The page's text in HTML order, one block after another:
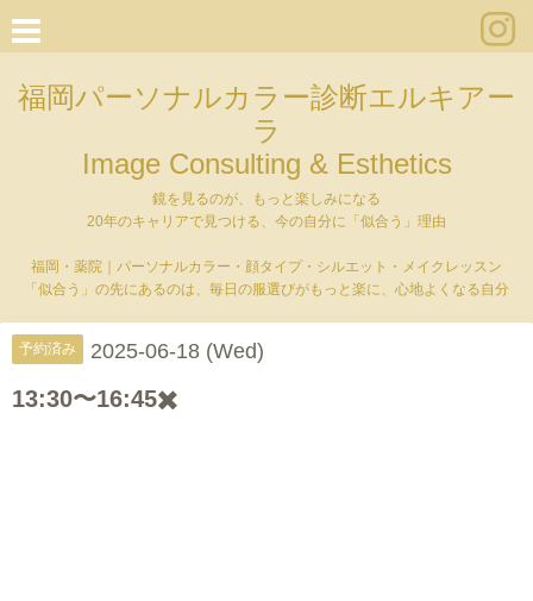
福岡パーソナルカラー診断エルキアー
ラ
Image Consulting & Esthetics
鏡を見るのが、もっと楽しみになる
20年のキャリアで見つける、今の自分に「似合う」理由
福岡・薬院｜パーソナルカラー・顔タイプ・シルエット・メイクレッスン
「似合う」の先にあるのは、毎日の服選びがもっと楽に、心地よくなる自分
予約済み 2025-06-18 (Wed)
13:30〜16:45✖️